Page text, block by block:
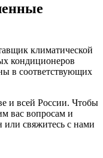
климатической
кондиционеров
в соответствующих
и всей России. Чтобы
вас вопросам и
или свяжитесь с нами